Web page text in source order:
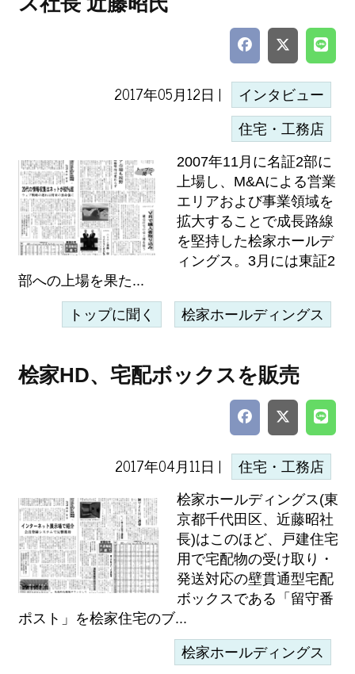
2017年05月12日 | インタビュー
住宅・工務店
2007年11月に名証2部に
上場し、M&Aによる営業
エリアおよび事業領域を
拡大することで成長路線
を堅持した桧家ホールデ
ィングス。3月には東証2
部への上場を果た...
トップに聞く 桧家ホールディングス
桧家HD、宅配ボックスを販売
2017年04月11日 | 住宅・工務店
桧家ホールディングス(東
京都千代田区、近藤昭社
長)はこのほど、戸建住宅
用で宅配物の受け取り・
発送対応の壁貫通型宅配
ボックスである「留守番
ポスト」を桧家住宅のブ...
桧家ホールディングス